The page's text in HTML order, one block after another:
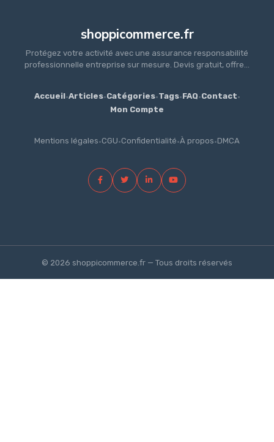
shoppicommerce.fr
Protégez votre activité avec une assurance responsabilité
professionnelle entreprise sur mesure. Devis gratuit, offre...
Accueil·Articles·Catégories·Tags·FAQ·Contact·
Mon Compte
Mentions légales·CGU·Confidentialité·À propos·DMCA
© 2026 shoppicommerce.fr — Tous droits réservés